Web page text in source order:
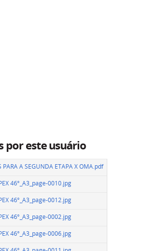
por este usuário
PARA A SEGUNDA ETAPA X OMA.pdf
46º_A3_page-0010.jpg
46º_A3_page-0012.jpg
46º_A3_page-0002.jpg
46º_A3_page-0006.jpg